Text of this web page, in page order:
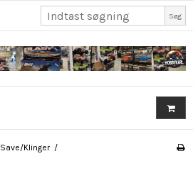
Søg
Save/Klinger /